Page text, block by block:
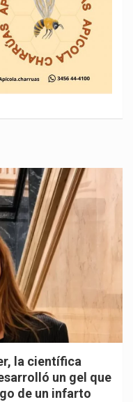
la científica
un gel que
de un infarto